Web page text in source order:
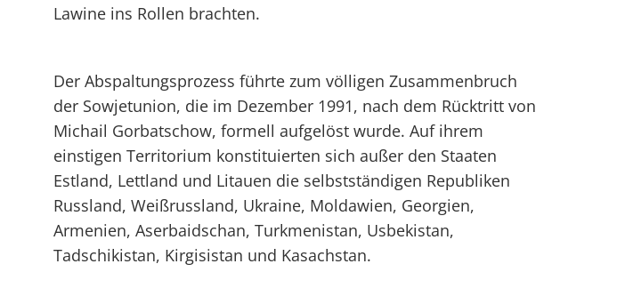
Lawine ins Rollen brachten.
Der Abspaltungsprozess führte zum völligen Zusammenbruch
der Sowjetunion, die im Dezember 1991, nach dem Rücktritt von
Michail Gorbatschow, formell aufgelöst wurde. Auf ihrem
einstigen Territorium konstituierten sich außer den Staaten
Estland, Lettland und Litauen die selbstständigen Republiken
Russland, Weißrussland, Ukraine, Moldawien, Georgien,
Armenien, Aserbaidschan, Turkmenistan, Usbekistan,
Tadschikistan, Kirgisistan und Kasachstan.